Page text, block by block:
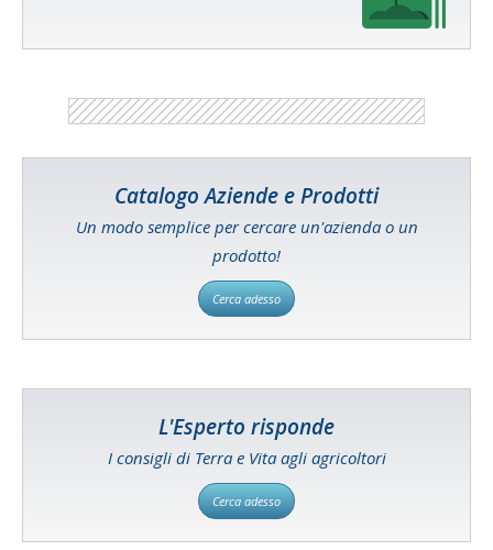
Catalogo Aziende e Prodotti
Un modo semplice per cercare un'azienda o un
prodotto!
Cerca adesso
L'Esperto risponde
I consigli di Terra e Vita agli agricoltori
Cerca adesso